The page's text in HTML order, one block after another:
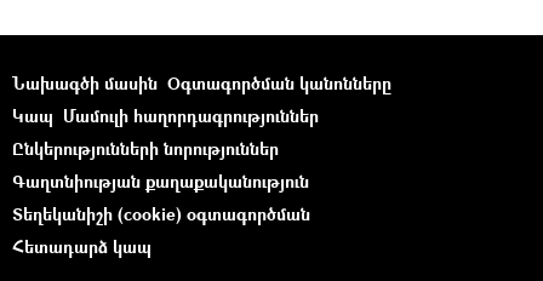
Նախագծի մասին Օգտագործման կանոնները
Կապ Մամուլի հաղորդագրություններ
Ընկերությունների նորություններ
Գաղտնիության քաղաքականություն
Տեղեկանիշի (cookie) օգտագործման
Հետադարձ կապ